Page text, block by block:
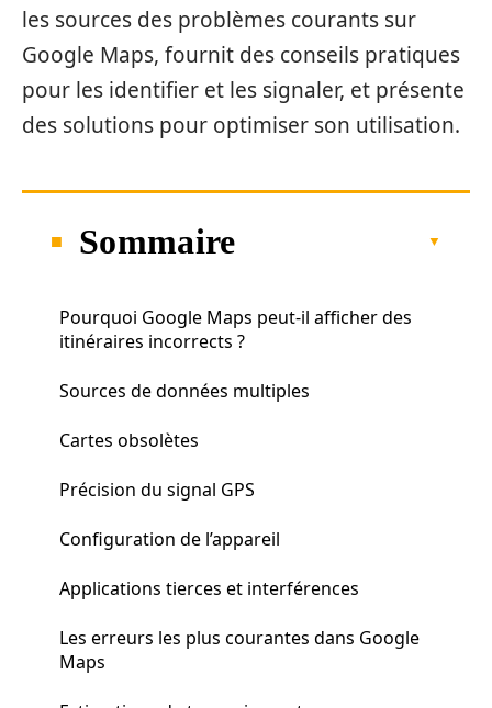
les sources des problèmes courants sur
Google Maps, fournit des conseils pratiques
pour les identifier et les signaler, et présente
des solutions pour optimiser son utilisation.
Sommaire
Pourquoi Google Maps peut-il afficher des
itinéraires incorrects ?
Sources de données multiples
Cartes obsolètes
Précision du signal GPS
Configuration de l’appareil
Applications tierces et interférences
Les erreurs les plus courantes dans Google
Maps